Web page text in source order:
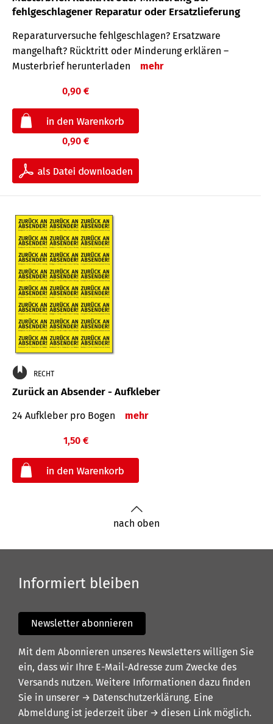
fehlgeschlagener Reparatur oder Ersatzlieferung
Reparaturversuche fehlgeschlagen? Ersatzware
mangelhaft? Rücktritt oder Minderung erklären –
Musterbrief herunterladen
mehr
0,90 €
0,90 €
RECHT
Zurück an Absender - Aufkleber
24 Aufkleber pro Bogen mehr
1,50 €
nach oben
Informiert bleiben
Newsletter abonnieren
Mit dem Abonnieren unseres Newsletters willigen Sie
ein, dass wir Ihre E-Mail-Adresse zum Zwecke des
Versands nutzen. Weitere Informationen dazu finden
Sie in unserer → Datenschutzerklärung. Eine
Abmeldung ist jederzeit über → diesen Link möglich.